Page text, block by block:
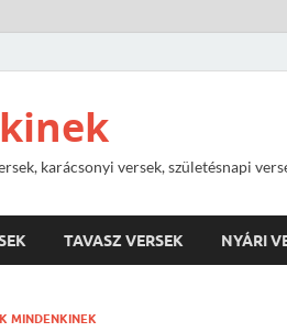
karácsonyi versek, születésnapi
TAVASZ VERSEK NYÁRI
MINDENKINEK